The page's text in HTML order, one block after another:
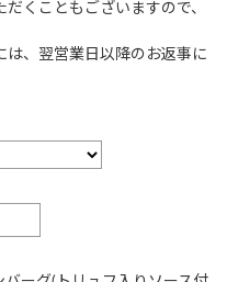
くこともございますので、
は、翌営業日以降のお返事に